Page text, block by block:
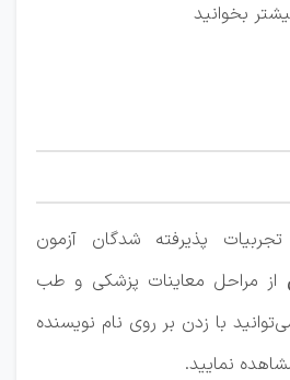
بخوانید
پذیرفته شدگان آزمون
از مراحل معاینات پزشکی و طب
با زدن بر روی نام نویسنده
نمایید.